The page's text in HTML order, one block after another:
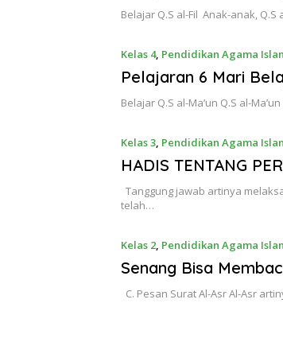
Belajar Q.S al-Fil Anak-anak,
Kelas 4, Pendidikan Agama
Pelajaran 6 Mari
Belajar Q.S al-Ma’un Q.S al-
Kelas 3, Pendidikan Agama
HADIS TENTANG
Tanggung jawab artinya
telah…
Kelas 2, Pendidikan Agama
Senang Bisa
C. Pesan Surat Al-Asr Al-Asr